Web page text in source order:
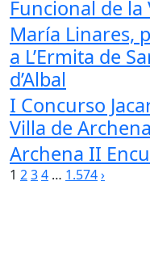
Funcional de la
María Linares,
a L’Ermita de
d’Albal
I Concurso
Villa de Archena
Archena II
Paginación
1 234 … 1.574›